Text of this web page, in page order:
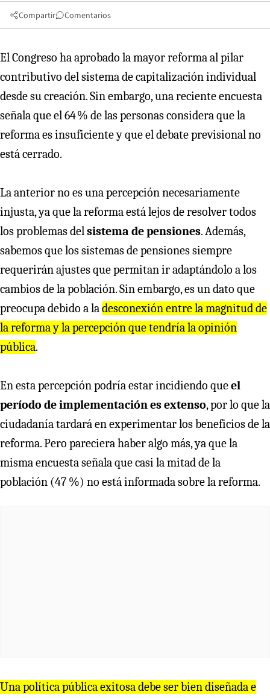
Compartir Comentarios
El Congreso ha aprobado la mayor reforma al pilar
contributivo del sistema de capitalización individual
desde su creación. Sin embargo, una reciente encuesta
señala que el 64 % de las personas considera que la
reforma es insuficiente y que el debate previsional no
está cerrado.
La anterior no es una percepción necesariamente
injusta, ya que la reforma está lejos de resolver todos
los problemas delsistema de pensiones. Además,
sabemos que los sistemas de pensiones siempre
requerirán ajustes que permitan ir adaptándolo a los
cambios de la población. Sin embargo, es un dato que
preocupa debido a ladesconexión entre la magnitud de
la reforma y la percepción que tendría la opinión
pública.
En esta percepción podría estar incidiendo queel
período de implementación es extenso, por lo que la
ciudadanía tardará en experimentar los beneficios de la
reforma. Pero pareciera haber algo más, ya que la
misma encuesta señala que casi la mitad de la
población (47 %) no está informada sobre la reforma.
Una política pública exitosa debe ser bien diseñada e